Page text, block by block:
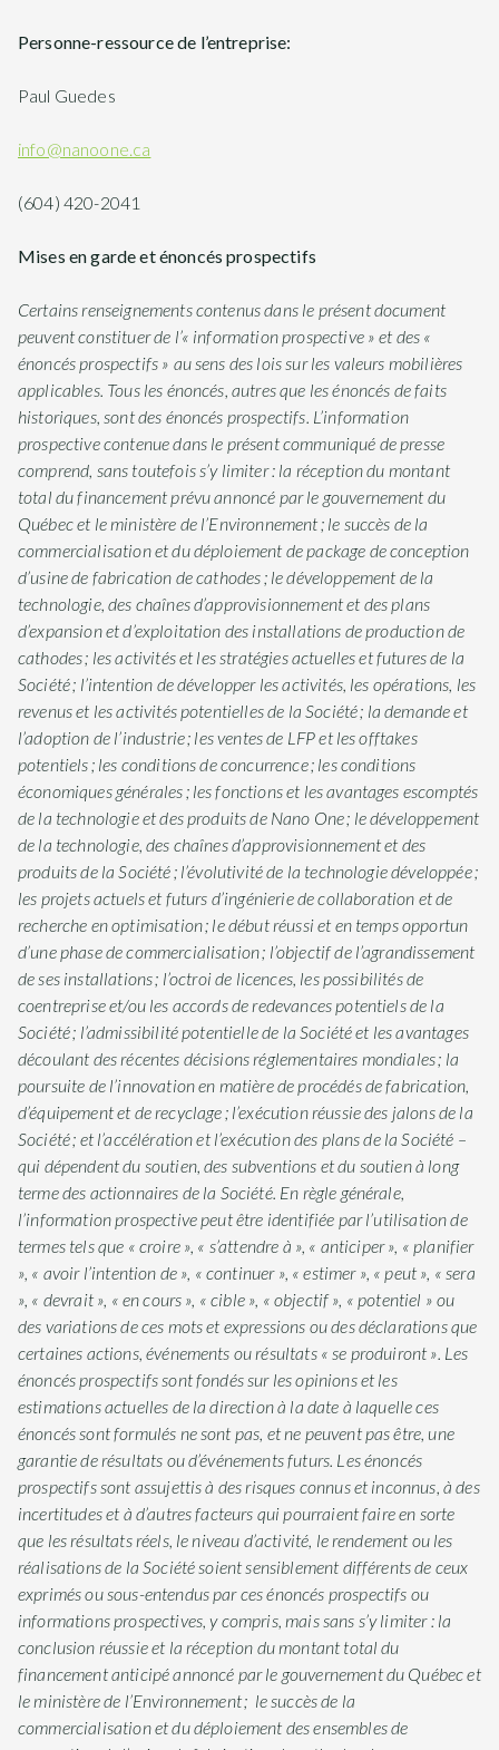
Personne-ressource de l’entreprise:
Paul Guedes
info@nanoone.ca
(604) 420-2041
Mises en garde et énoncés prospectifs
Certains renseignements contenus dans le présent document
peuvent constituer de l’« information prospective » et des «
énoncés prospectifs » au sens des lois sur les valeurs mobilières
applicables. Tous les énoncés, autres que les énoncés de faits
historiques, sont des énoncés prospectifs. L’information
prospective contenue dans le présent communiqué de presse
comprend, sans toutefois s’y limiter : la réception du montant
total du financement prévu annoncé par le gouvernement du
Québec et le ministère de l’Environnement ; le succès de la
commercialisation et du déploiement de package de conception
d’usine de fabrication de cathodes ; le développement de la
technologie, des chaînes d’approvisionnement et des plans
d’expansion et d’exploitation des installations de production de
cathodes ; les activités et les stratégies actuelles et futures de la
Société ; l’intention de développer les activités, les opérations, les
revenus et les activités potentielles de la Société ; la demande et
l’adoption de l’industrie ; les ventes de LFP et les offtakes
potentiels ; les conditions de concurrence ; les conditions
économiques générales ; les fonctions et les avantages escomptés
de la technologie et des produits de Nano One ; le développement
de la technologie, des chaînes d’approvisionnement et des
produits de la Société ; l’évolutivité de la technologie développée ;
les projets actuels et futurs d’ingénierie de collaboration et de
recherche en optimisation ; le début réussi et en temps opportun
d’une phase de commercialisation ; l’objectif de l’agrandissement
de ses installations ; l’octroi de licences, les possibilités de
coentreprise et/ou les accords de redevances potentiels de la
Société ; l’admissibilité potentielle de la Société et les avantages
découlant des récentes décisions réglementaires mondiales ; la
poursuite de l’innovation en matière de procédés de fabrication,
d’équipement et de recyclage ; l’exécution réussie des jalons de la
Société ; et l’accélération et l’exécution des plans de la Société –
qui dépendent du soutien, des subventions et du soutien à long
terme des actionnaires de la Société. En règle générale,
l’information prospective peut être identifiée par l’utilisation de
termes tels que « croire », « s’attendre à », « anticiper », « planifier
», « avoir l’intention de », « continuer », « estimer », « peut », « sera
», « devrait », « en cours », « cible », « objectif », « potentiel » ou
des variations de ces mots et expressions ou des déclarations que
certaines actions, événements ou résultats « se produiront ». Les
énoncés prospectifs sont fondés sur les opinions et les
estimations actuelles de la direction à la date à laquelle ces
énoncés sont formulés ne sont pas, et ne peuvent pas être, une
garantie de résultats ou d’événements futurs. Les énoncés
prospectifs sont assujettis à des risques connus et inconnus, à des
incertitudes et à d’autres facteurs qui pourraient faire en sorte
que les résultats réels, le niveau d’activité, le rendement ou les
réalisations de la Société soient sensiblement différents de ceux
exprimés ou sous-entendus par ces énoncés prospectifs ou
informations prospectives, y compris, mais sans s’y limiter : la
conclusion réussie et la réception du montant total du
financement anticipé annoncé par le gouvernement du Québec et
le ministère de l’Environnement ; le succès de la
commercialisation et du déploiement des ensembles de